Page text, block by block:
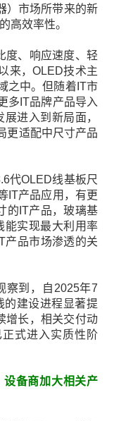
）市场所带来的新
高效率性。
度、响应速度、轻
来，OLED技术主
之中。但随着IT市
多IT品牌产品导入
进入到新局面，
更适配中尺寸产品
代OLED线基板尺
IT产品应用，有更
的IT产品，玻璃基
能实现最大利用率
产品市场渗透的关
察到，自2025年7
的建设进程显著提
增长，相关交付动
式进入实质性阶
设备商加大相关产